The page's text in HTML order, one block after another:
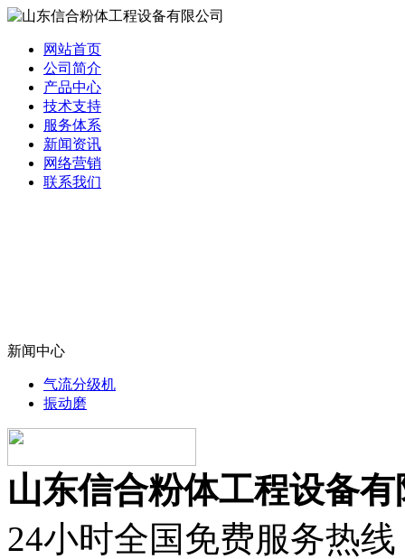
网站首页
公司简介
产品中心
技术支持
服务体系
新闻资讯
网络营销
联系我们
新闻中心
气流分级机
振动磨
山东信合粉体工程设备
24小时全国免费服务热线